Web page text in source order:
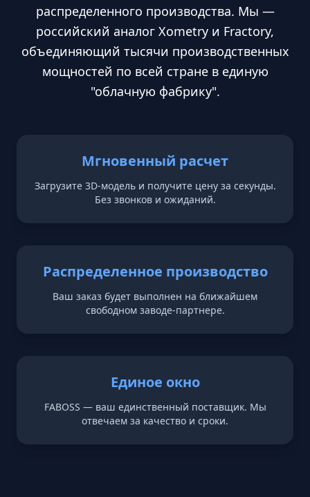
распределенного производства. Мы —
российский аналог Xometry и Fractory,
объединяющий тысячи производственных
мощностей по всей стране в единую
"облачную фабрику".
Мгновенный расчет
Загрузите 3D-модель и получите цену за секунды.
Без звонков и ожиданий.
Распределенное производство
Ваш заказ будет выполнен на ближайшем
свободном заводе-партнере.
Единое окно
FABOSS — ваш единственный поставщик. Мы
отвечаем за качество и сроки.